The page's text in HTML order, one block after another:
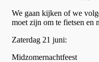
We gaan kijken of we
moet zijn om te fietsen en
Zaterdag 21 juni:
Midzomernachtfeest